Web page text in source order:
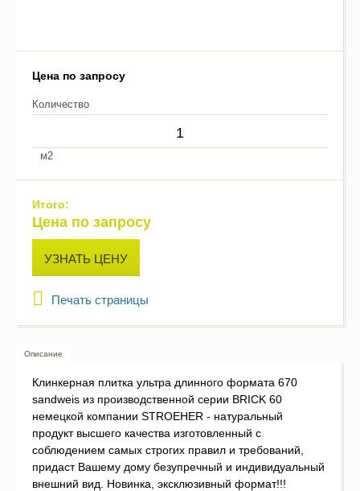
Цена по запросу
Количество
м2
Итого:
Цена по запросу
УЗНАТЬ ЦЕНУ
Печать страницы
Описание
Клинкерная плитка ультра длинного формата 670
sandweis из производственной серии BRICK 60
немецкой компании STROEHER - натуральный
продукт высшего качества изготовленный с
соблюдением самых строгих правил и требований,
придаст Вашему дому безупречный и индивидуальный
внешний вид. Новинка, эксклюзивный формат!!!